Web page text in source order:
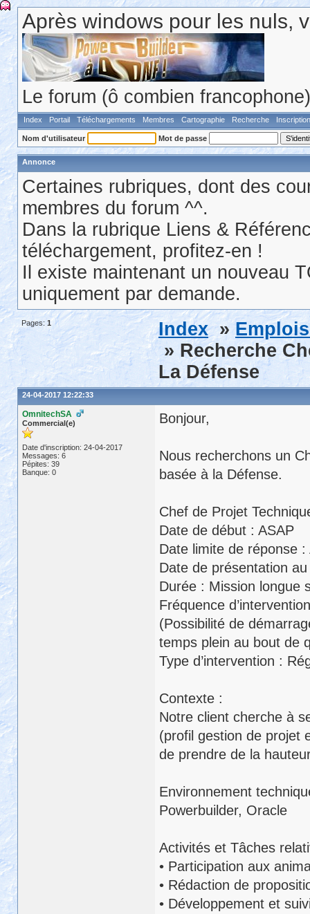
Après windows pour les nuls,
Le forum (ô combien
Index Portail Téléchargements Membres Cartographie Recherche Inscription
Nom d'utilisateur Mot de passe
Annonce
Certaines rubriques, dont des
membres du forum ^^.
Dans la rubrique Liens &
téléchargement, profitez-en !
Il existe maintenant un nouveau
uniquement par demande.
Pages: 1 Index »
» Recherche
La Défense
24-04-2017 12:22:33
OmnitechSA
Commercial(e)
Date d'inscription: 24-04-2017
Messages: 6
Pépites: 39
Banque: 0
Bonjour,
Nous recherchons un
basée à la Défense.
Chef de Projet
Date de début : ASAP
Date limite de réponse :
Date de présentation
Durée : Mission longue
Fréquence
(Possibilité de
temps plein au bout de
Type d’intervention :
Contexte :
Notre client cherche à
(profil gestion de projet
de prendre de la
Environnement
Powerbuilder, Oracle
Activités et Tâches
• Participation aux
• Rédaction de
• Développement et